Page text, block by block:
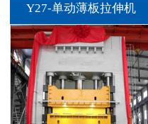
Y27-单动薄板拉伸机